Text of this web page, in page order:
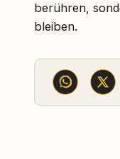
berühren,
bleiben.